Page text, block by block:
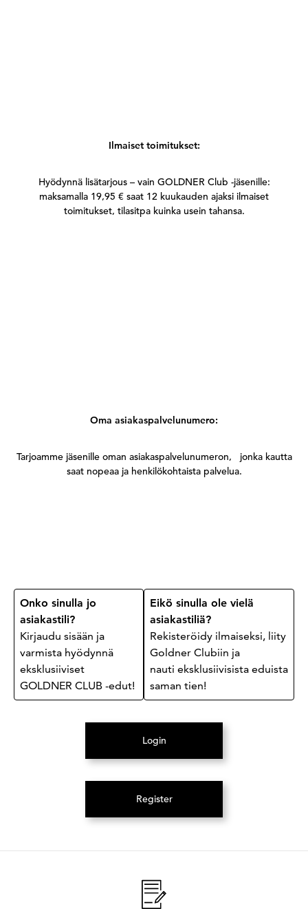
Ilmaiset toimitukset:
Hyödynnä lisätarjous – vain GOLDNER Club -jäsenille:
maksamalla 19,95 € saat 12 kuukauden ajaksi ilmaiset
toimitukset, tilasitpa kuinka usein tahansa.
Oma asiakaspalvelunumero:
Tarjoamme jäsenille oman asiakaspalvelunumeron, jonka kautta
saat nopeaa ja henkilökohtaista palvelua.
Onko sinulla jo
asiakastili?
Kirjaudu sisään ja
varmista hyödynnä
eksklusiiviset
GOLDNER CLUB -edut!
Eikö sinulla ole vielä
asiakastiliä?
Rekisteröidy ilmaiseksi, liity
Goldner Clubiin ja
nauti eksklusiivisista eduista
saman tien!
Login(Avautuu uuteen välilehteen)
Register
(Avautuu uuteen välilehteen)